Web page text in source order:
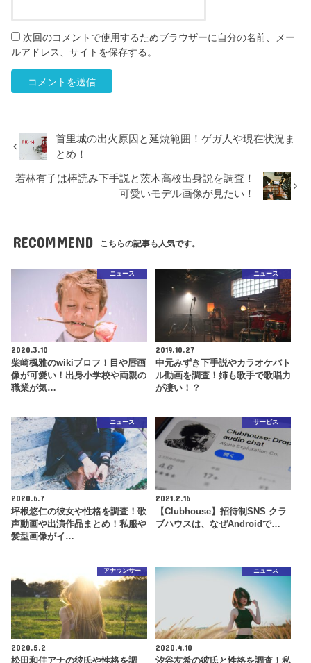
次回のコメントで使用するためブラウザーに自分の名前、メー
ルアドレス、サイトを保存する。
首里城の出火原因と延焼範囲！ゲガ人や現在状況ま
とめ！
若林有子は棒読み下手説と茨木高校出身説を調査！
可愛いモデル画像が見たい！
RECOMMEND こちらの記事も人気です。
ニュース
2020.3.10
柴崎楓雅のwikiプロフ！目や唇画
像が可愛い！出身小学校や両親の
職業が気…
ニュース
2019.10.27
中元みずき下手説やカラオケバト
ル動画を調査！姉も歌手で歌唱力
が凄い！？
ニュース
2020.6.7
坪根悠仁の彼女や性格を調査！歌
声動画や出演作品まとめ！私服や
髪型画像がイ…
サービス
2021.2.16
【Clubhouse】招待制SNS クラ
ブハウスは、なぜAndroidで…
アナウンサー
2020.5.2
松田和佳アナの彼氏や性格を調
ニュース
2020.4.10
汐谷友希の彼氏と性格を調査！私